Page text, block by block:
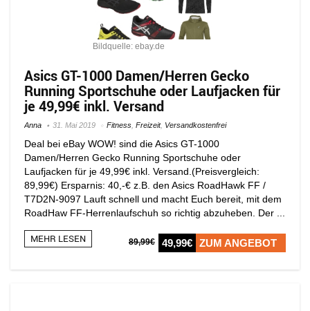
Bildquelle: ebay.de
Asics GT-1000 Damen/Herren Gecko
Running Sportschuhe oder Laufjacken für
je 49,99€ inkl. Versand
Anna 31. Mai 2019 Fitness Freizeit, Versandkostenfrei
Deal bei eBay WOW! sind die Asics GT-1000
Damen/Herren Gecko Running Sportschuhe oder
Laufjacken für je 49,99€ inkl. Versand.(Preisvergleich:
89,99€) Ersparnis: 40,-€ z.B. den Asics RoadHawk FF /
T7D2N-9097 Lauft schnell und macht Euch bereit, mit dem
RoadHaw FF-Herrenlaufschuh so richtig abzuheben. Der ...
MEHR LESEN 89,99€ 49,99€ ZUM ANGEBOT